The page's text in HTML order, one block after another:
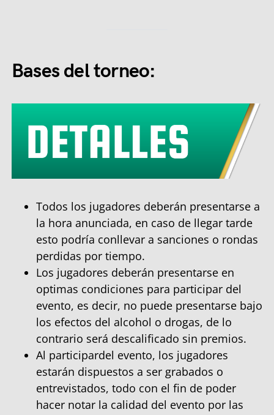
Bases del torneo:
Todos los jugadores deberán presentarse a
la hora anunciada, en caso de llegar tarde
esto podría conllevar a sanciones o rondas
perdidas por tiempo.
Los jugadores deberán presentarse en
optimas condiciones para participar del
evento, es decir, no puede presentarse bajo
los efectos del alcohol o drogas, de lo
contrario será descalificado sin premios.
Al participardel evento, los jugadores
estarán dispuestos a ser grabados o
entrevistados, todo con el fin de poder
hacer notar la calidad del evento por las